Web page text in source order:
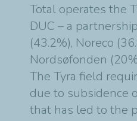
Total operates the
DUC – a
(43.2%), Noreco
Nordsøfonden
The Tyra field
due to subsidence
that has led to the